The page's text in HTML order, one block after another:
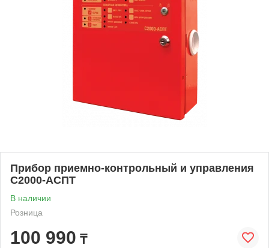
Прибор приемно-контрольный и управления
С2000-АСПТ
В наличии
Розница
100 990 ₸